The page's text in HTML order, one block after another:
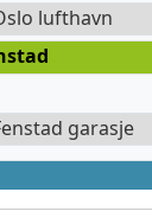
lufthavn
garasje